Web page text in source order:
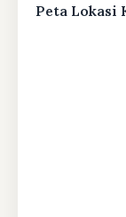
Peta Lokasi